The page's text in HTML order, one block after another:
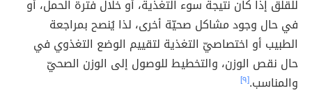
للقلق إذا كان نتيجة سوء التغذية، أو خلال فترة الحمل، أو
في حال وجود مشاكل صحيّة أخرى، لذا يُنصح بمراجعة
الطبيب أو اختصاصيّ التغذية لتقييم الوضع التغذوي في
حال نقص الوزن، والتخطيط للوصول إلى الوزن الصحيّ
والمناسب.[٩]